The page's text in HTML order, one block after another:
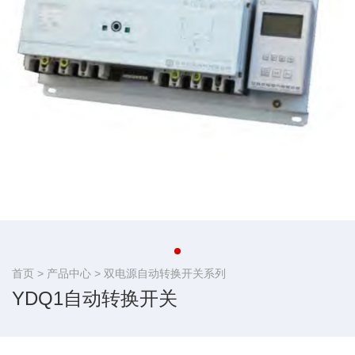
首页 > 产品中心 > 双电源自动转换开关系列
YDQ1自动转换开关